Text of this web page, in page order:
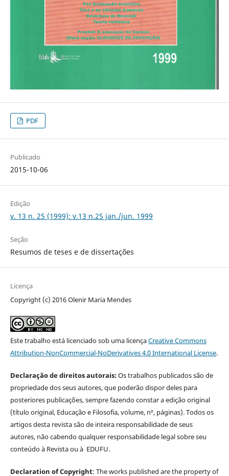
PDF
Publicado
2015-10-06
Edição
v. 13 n. 25 (1999): v.13 n.25 jan./jun. 1999
Seção
Resumos de teses e de dissertações
Licença
Copyright (c) 2016 Olenir Maria Mendes
Este trabalho está licenciado sob uma licençaCreative Commons
Attribution-NonCommercial-NoDerivatives 4.0 International License.
Declaração de direitos autorais:Os trabalhos publicados são de
propriedade dos seus autores, que poderão dispor deles para
posteriores publicações, sempre fazendo constar a edição original
(título original, Educação e Filosofia, volume, nº, páginas). Todos os
artigos desta revista são de inteira responsabilidade de seus
autores, não cabendo qualquer responsabilidade legal sobre seu
conteúdo à Revista ou à EDUFU.
Declaration of Copyright: The works published are the property of